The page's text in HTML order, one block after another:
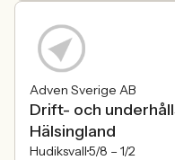
Adven Sverige AB
Drift- och
Hälsingland
Hudiksvall5/8 – 1/2